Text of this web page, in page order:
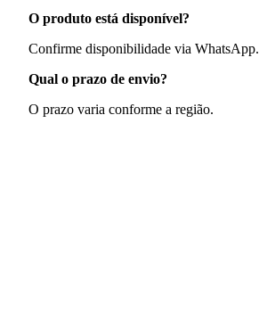
O produto está disponível?
Confirme disponibilidade via WhatsApp.
Qual o prazo de envio?
O prazo varia conforme a região.